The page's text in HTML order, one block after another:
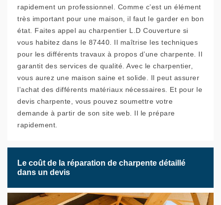
rapidement un professionnel. Comme c’est un élément
très important pour une maison, il faut le garder en bon
état. Faites appel au charpentier L.D Couverture si
vous habitez dans le 87440. Il maîtrise les techniques
pour les différents travaux à propos d’une charpente. Il
garantit des services de qualité. Avec le charpentier,
vous aurez une maison saine et solide. Il peut assurer
l’achat des différents matériaux nécessaires. Et pour le
devis charpente, vous pouvez soumettre votre
demande à partir de son site web. Il le prépare
rapidement.
Le coût de la réparation de charpente détaillé
dans un devis